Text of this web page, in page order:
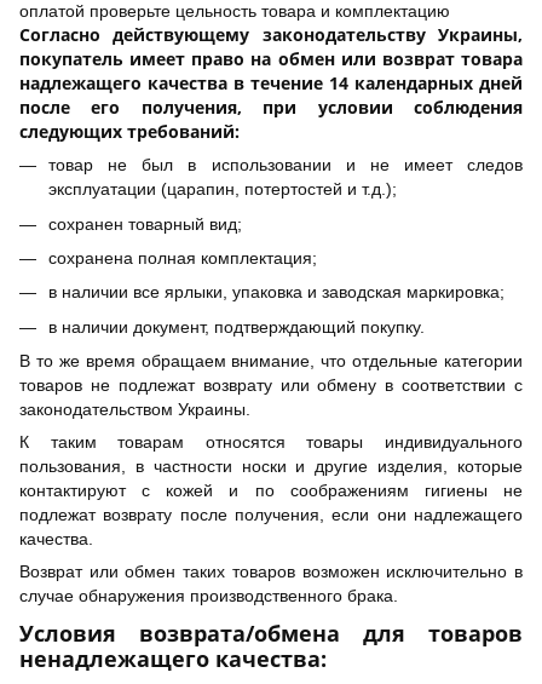
оплатой проверьте цельность товара и комплектацию
Согласно действующему законодательству Украины,
покупатель имеет право на обмен или возврат товара
надлежащего качества в течение 14 календарных дней
после его получения, при условии соблюдения
следующих требований:
товар не был в использовании и не имеет следов
эксплуатации (царапин, потертостей и т.д.);
сохранен товарный вид;
сохранена полная комплектация;
в наличии все ярлыки, упаковка и заводская маркировка;
в наличии документ, подтверждающий покупку.
В то же время обращаем внимание, что отдельные категории
товаров не подлежат возврату или обмену в соответствии с
законодательством Украины.
К таким товарам относятся товары индивидуального
пользования, в частности носки и другие изделия, которые
контактируют с кожей и по соображениям гигиены не
подлежат возврату после получения, если они надлежащего
качества.
Возврат или обмен таких товаров возможен исключительно в
случае обнаружения производственного брака.
Условия возврата/обмена для товаров
ненадлежащего качества: